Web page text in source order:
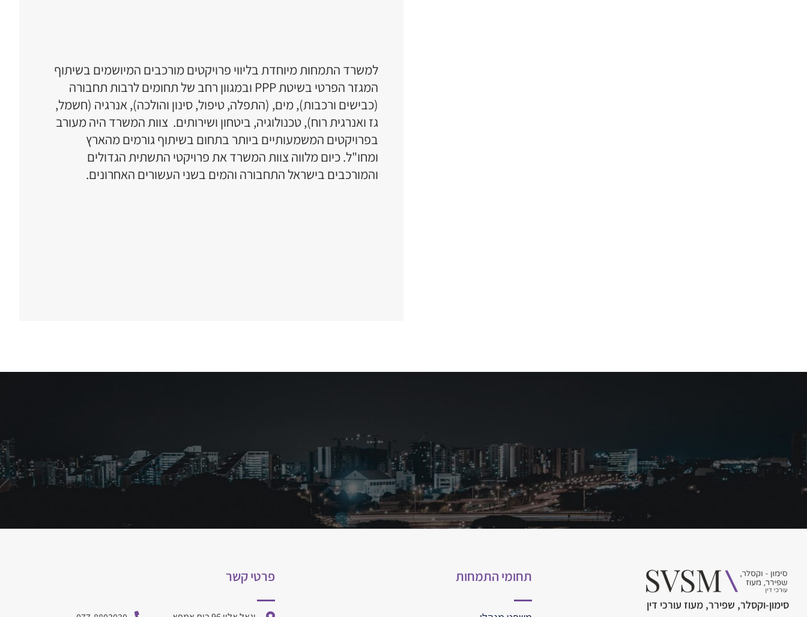
למשרד התמחות מיוחדת בליווי פרויקטים מורכבים המיושמים בשיתוף
המגזר הפרטי בשיטתPPP ובמגוון רחב של תחומים לרבות תחבורה
(כבישים ורכבות), מים, (התפלה, טיפול, סינון והולכה), אנרגיה (חשמל,
גז ואנרגית רוח), טכנולוגיה, ביטחון ושירותים. צוות המשרד היה מעורב
בפרויקטים המשמעותיים ביותר בתחום בשיתוף גורמים מהארץ
ומחו"ל.כיום מלווה צוות המשרד את פרויקטי התשתית הגדולים
והמורכבים בישראל התחבורה והמים בשני העשורים האחרונים.
סימון-וקסלר, שפירר, מעוז עורכי דין
תחומי התמחות פרטי קשר